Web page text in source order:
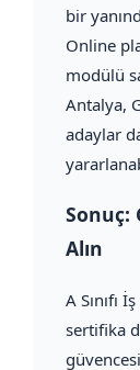
bir
Online
modülü
Antalya,
adaylar
Sonuç:
Alın
A Sınıfı
sertifika